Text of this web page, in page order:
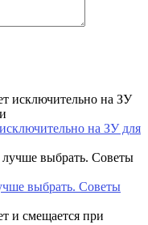
на ЗУ для
выбрать. Советы